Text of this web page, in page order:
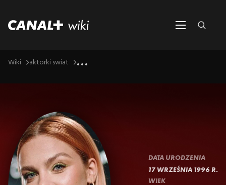
Wiki aktorki swiat ...
DATA URODZENIA
17 WRZEŚNIA 1996 R.
WIEK